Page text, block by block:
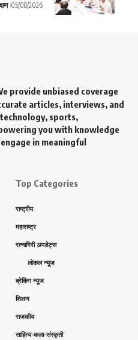
05/08/2026
provide unbiased coverage
articles, interviews, and
sports,
you with knowledge
in meaningful
Top Categories
राष्ट्रीय
महाराष्ट्र
रत्नागिरी अपडेट्स
लोकल न्यूज
ब्रेकिंग न्यूज
शिक्षण
राजकीय
साहित्य-कला-संस्कृती